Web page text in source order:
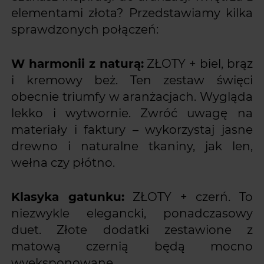
elementami złota? Przedstawiamy kilka
sprawdzonych połączeń:
W harmonii z naturą:ZŁOTY + biel, brąz
i kremowy beż. Ten zestaw święci
obecnie triumfy w aranżacjach. Wygląda
lekko i wytwornie. Zwróć uwagę na
materiały i faktury – wykorzystaj jasne
drewno i naturalne tkaniny, jak len,
wełna czy płótno.
Klasyka gatunku:ZŁOTY + czerń. To
niezwykle elegancki, ponadczasowy
duet. Złote dodatki zestawione z
matową czernią będą mocno